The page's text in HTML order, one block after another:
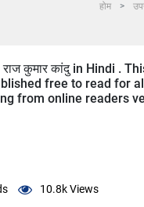
होम
कुमार कांदु in Hindi .
free to read for
from online readers
10.8kViews